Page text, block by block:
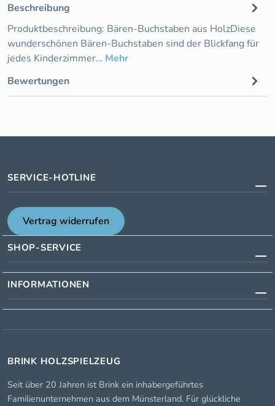
Beschreibung
Produktbeschreibung: Bären-Buchstaben aus HolzDiese
wunderschönen Bären-Buchstaben sind der Blickfang für
jedes Kinderzimmer… Mehr
Bewertungen
SERVICE-HOTLINE
Vertrag widerrufen
SHOP-SERVICE
INFORMATIONEN
BRINK HOLZSPIELZEUG
Seit über 20 Jahren ist Brink ein inhabergeführtes
Familienunternehmen aus dem Münsterland. Für glückliche